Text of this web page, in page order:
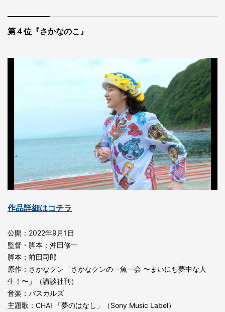
第４位『さかなのこ』
作品詳細はコチラ
公開：2022年9月1日
監督・脚本：沖田修一
脚本：前田司郎
原作：さかなクン「さかなクンの一魚一会 〜まいにち夢中な人
生！〜」（講談社刊）
音楽：パスカルズ
主題歌：CHAI 「夢のはなし」（Sony Music Label）